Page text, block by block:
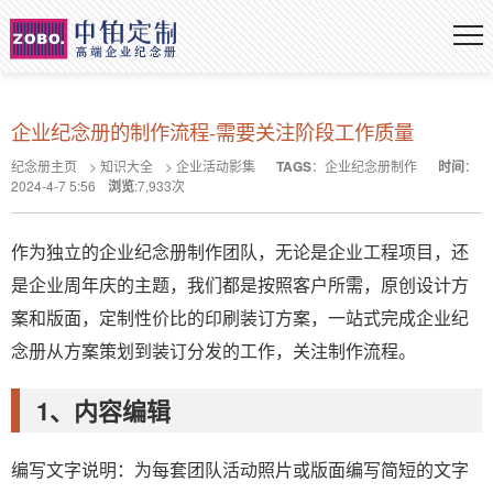
企业纪念册的制作流程-需要关注阶段工作质量
纪念册主页 > 知识大全 > 企业活动影集 TAGS： 企业纪念册制作 时间：
2024-4-7 5:56
浏览:7,933次
作为独立的企业纪念册制作团队，无论是企业工程项目，还
是企业周年庆的主题，我们都是按照客户所需，原创设计方
案和版面，定制性价比的印刷装订方案，一站式完成企业纪
念册从方案策划到装订分发的工作，关注制作流程。
1、内容编辑
编写文字说明：为每套团队活动照片或版面编写简短的文字